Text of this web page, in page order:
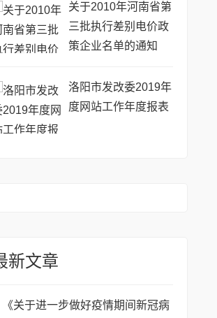
关于2010年河南省第
三批执行差别电价政
策企业名单的通知
洛阳市发改委2019年
度网站工作年度报表
新文章
《关于进一步做好疫情期间新冠病